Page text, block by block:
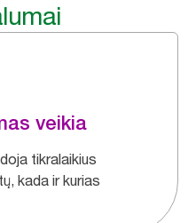
veikia
tikralaikius
kada ir kurias